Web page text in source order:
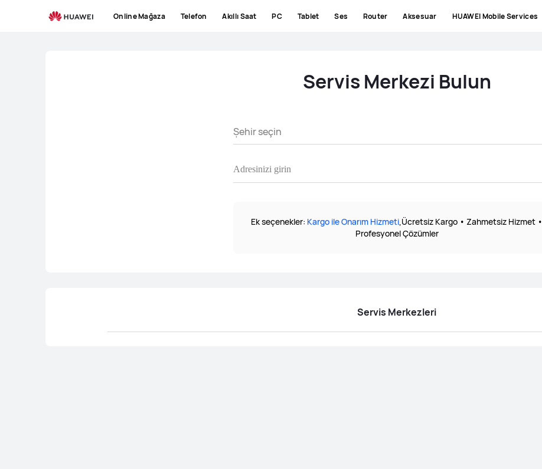
Online Mağaza Telefon Akıllı Saat PC Tablet Ses Router Aksesuar HUAWEI Mobile Services
Servis Merkezi Bulun
Şehir seçin
Ek seçenekler: Kargo ile Onarım Hizmeti,Ücretsiz Kargo • Zahmetsiz Hizmet •
Profesyonel Çözümler
Servis Merkezleri